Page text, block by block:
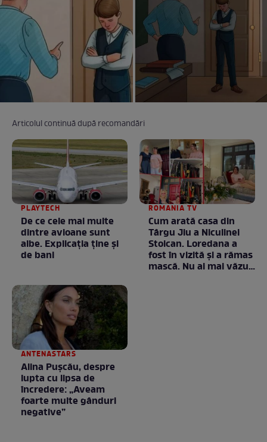
Articolul continuă după recomandări
PLAYTECH
De ce cele mai multe
dintre avioane sunt
albe. Explicația ține și
de bani
ROMANIA TV
Cum arată casa din
Târgu Jiu a Niculinei
Stoican. Loredana a
fost în vizită și a rămas
mască. Nu ai mai văzut
ANTENASTARS
Alina Pușcău, despre
lupta cu lipsa de
încredere: „Aveam
foarte multe gânduri
negative”